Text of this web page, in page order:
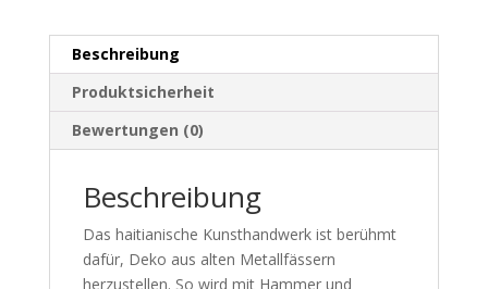
Beschreibung
Produktsicherheit
Bewertungen (0)
Beschreibung
Das haitianische Kunsthandwerk ist berühmt
dafür, Deko aus alten Metallfässern
herzustellen. So wird mit Hammer und